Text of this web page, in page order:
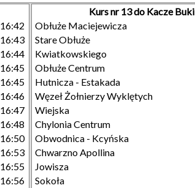
16:42
16:43
16:44
16:45
16:45
16:46
16:47
16:48
16:50
16:53
16:55
16:56
Kurs nr 13 do Kacze Buki
Obłuże Maciejewicza
Stare Obłuże
Kwiatkowskiego
Obłuże Centrum
Hutnicza - Estakada
Węzeł Żołnierzy Wyklętych
Wiejska
Chylonia Centrum
Obwodnica - Kcyńska
Chwarzno Apollina
Jowisza
Sokoła